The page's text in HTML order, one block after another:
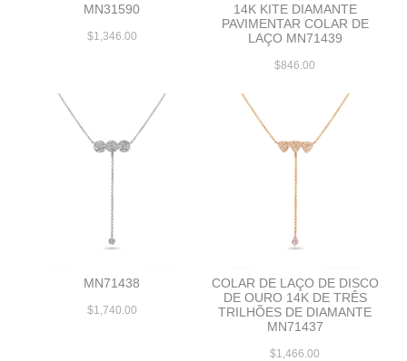
MN31590
$1,346.00
14K KITE DIAMANTE
PAVIMENTAR COLAR DE
LAÇO MN71439
$846.00
MN71438
$1,740.00
COLAR DE LAÇO DE DISCO
DE OURO 14K DE TRÊS
TRILHÕES DE DIAMANTE
MN71437
$1,466.00